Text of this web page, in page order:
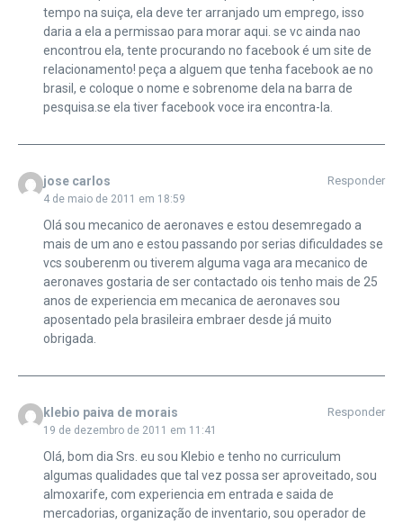
tempo na suiça, ela deve ter arranjado um emprego, isso
daria a ela a permissao para morar aqui. se vc ainda nao
encontrou ela, tente procurando no facebook é um site de
relacionamento! peça a alguem que tenha facebook ae no
brasil, e coloque o nome e sobrenome dela na barra de
pesquisa.se ela tiver facebook voce ira encontra-la.
jose carlos
4 de maio de 2011 em 18:59
Responder
Olá sou mecanico de aeronaves e estou desemregado a
mais de um ano e estou passando por serias dificuldades se
vcs souberenm ou tiverem alguma vaga ara mecanico de
aeronaves gostaria de ser contactado ois tenho mais de 25
anos de experiencia em mecanica de aeronaves sou
aposentado pela brasileira embraer desde já muito
obrigada.
klebio paiva de morais
19 de dezembro de 2011 em 11:41
Responder
Olá, bom dia Srs. eu sou Klebio e tenho no curriculum
algumas qualidades que tal vez possa ser aproveitado, sou
almoxarife, com experiencia em entrada e saida de
mercadorias, organização de inventario, sou operador de